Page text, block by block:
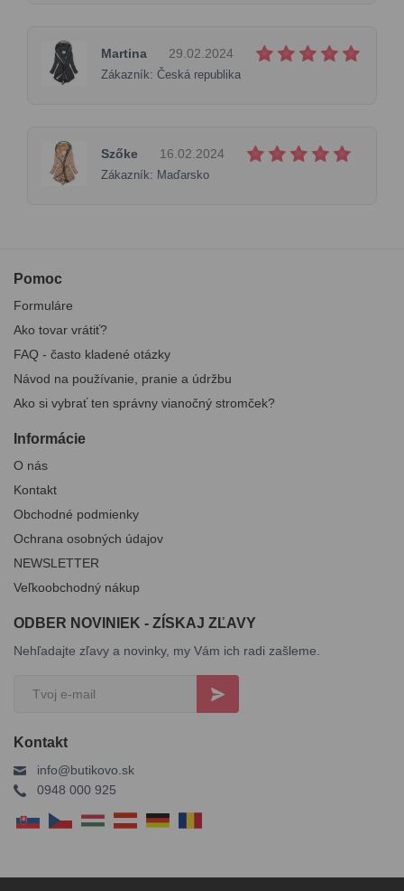
Martina 29.02.2024
Zákazník: Česká republika
Szőke 16.02.2024
Zákazník: Maďarsko
Pomoc
Formuláre
Ako tovar vrátiť?
FAQ - často kladené otázky
Návod na používanie, pranie a údržbu
Ako si vybrať ten správny vianočný stromček?
Informácie
O nás
Kontakt
Obchodné podmienky
Ochrana osobných údajov
NEWSLETTER
Veľkoobchodný nákup
ODBER NOVINIEK - ZÍSKAJ ZĽAVY
Nehľadajte zľavy a novinky, my Vám ich radi zašleme.
Kontakt
info@butikovo.sk
0948 000 925